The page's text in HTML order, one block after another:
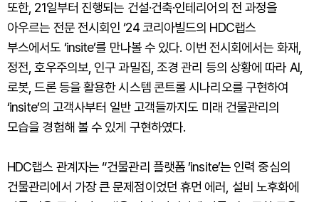
또한, 21일부터 진행되는 건설·건축·인테리어의 전 과정을
아우르는 전문 전시회인 ‘24 코리아빌드의 HDC랩스
부스에서도 ‘insite’를 만나볼 수 있다. 이번 전시회에서는 화재,
정전, 호우주의보, 인구 과밀집, 조경 관리 등의 상황에 따라 AI,
로봇, 드론 등을 활용한 시스템 콘트롤 시나리오를 구현하여
‘insite’의 고객사부터 일반 고객들까지도 미래 건물관리의
모습을 경험해 볼 수 있게 구현하였다.
HDC랩스 관계자는 “건물관리 플랫폼 ’insite’는 인력 중심의
건물관리에서 가장 큰 문제점이었던 휴먼 에러, 설비 노후화에